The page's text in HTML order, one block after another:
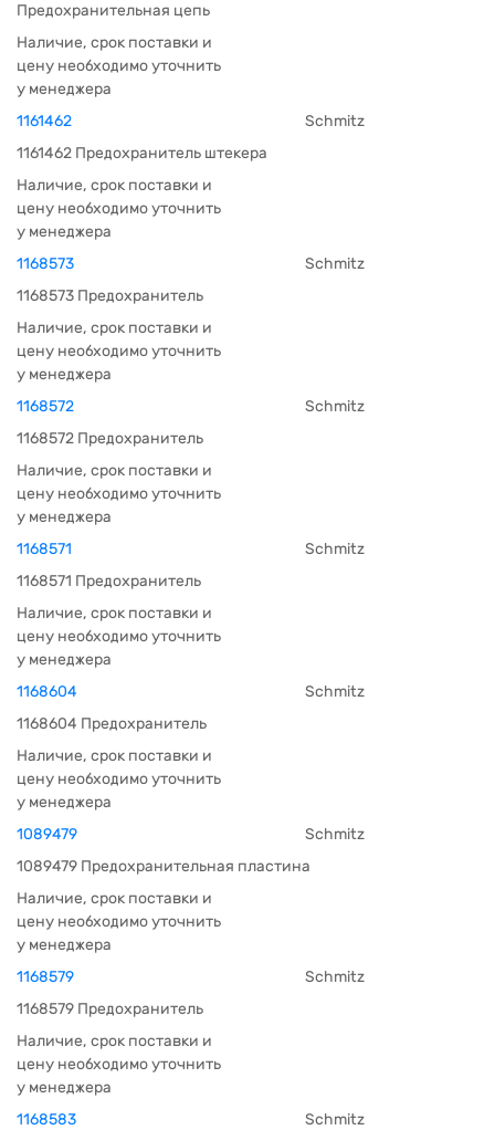
Предохранительная цепь
Наличие, срок поставки и
цену необходимо уточнить
у менеджера
1161462
Schmitz
1161462 Предохранитель штекера
Наличие, срок поставки и
цену необходимо уточнить
у менеджера
1168573
Schmitz
1168573 Предохранитель
Наличие, срок поставки и
цену необходимо уточнить
у менеджера
1168572
Schmitz
1168572 Предохранитель
Наличие, срок поставки и
цену необходимо уточнить
у менеджера
1168571
Schmitz
1168571 Предохранитель
Наличие, срок поставки и
цену необходимо уточнить
у менеджера
1168604
Schmitz
1168604 Предохранитель
Наличие, срок поставки и
цену необходимо уточнить
у менеджера
1089479
Schmitz
1089479 Предохранительная пластина
Наличие, срок поставки и
цену необходимо уточнить
у менеджера
1168579
Schmitz
1168579 Предохранитель
Наличие, срок поставки и
цену необходимо уточнить
у менеджера
1168583
Schmitz